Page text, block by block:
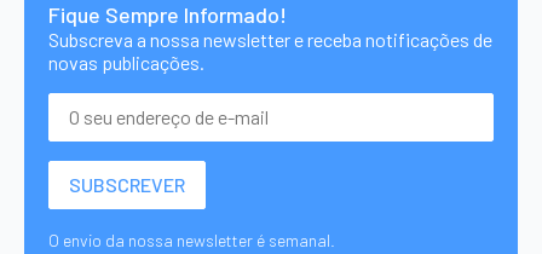
Fique Sempre Informado!
Subscreva a nossa newsletter e receba notificações de
novas publicações.
O envio da nossa newsletter é semanal.